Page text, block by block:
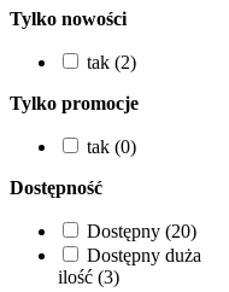
Tylko nowości
tak (2)
Tylko promocje
tak (0)
Dostępność
Dostępny (20)
Dostępny duża
ilość (3)